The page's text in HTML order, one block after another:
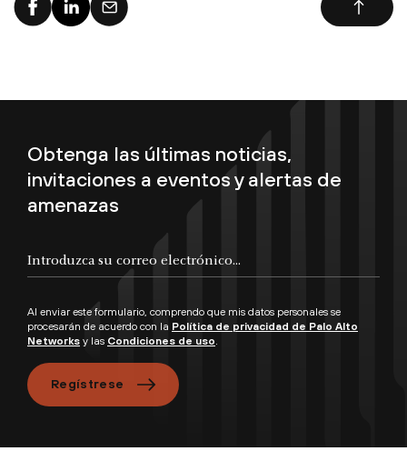
Obtenga las últimas noticias,
invitaciones a eventos y alertas de
amenazas
Al enviar este formulario, comprendo que mis datos personales se
procesarán de acuerdo con la Política de privacidad de Palo Alto
Networks y las Condiciones de uso
Regístrese